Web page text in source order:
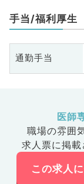
手当/福利厚生
通勤手当
医師
職場の雰囲
求人票に掲載
この求人